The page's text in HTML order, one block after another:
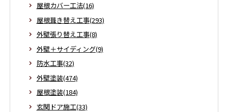
屋根カバー工法(16)
屋根葺き替え工事(293)
外壁張り替え工事(8)
外壁＋サイディング(9)
防水工事(32)
外壁塗装(474)
屋根塗装(184)
玄関ドア施工(33)